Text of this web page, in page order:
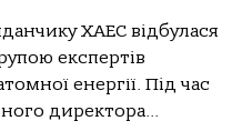
ХАЕС відбулася
експертів
енергії. Під час
директора...